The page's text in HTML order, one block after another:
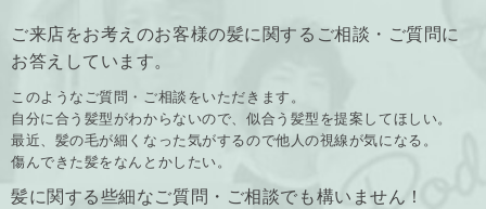
ご来店をお考えのお客様の髪に関するご相談・ご質問に
お答えしています。
このようなご質問・ご相談をいただきます。
自分に合う髪型がわからないので、似合う髪型を提案してほしい。
最近、髪の毛が細くなった気がするので他人の視線が気になる。
傷んできた髪をなんとかしたい。
髪に関する些細なご質問・ご相談でも構いません！